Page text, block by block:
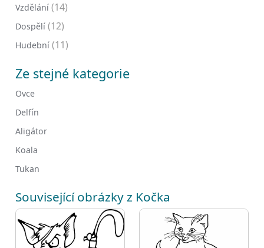
Vzdělání (14)
Dospělí (12)
Hudební (11)
Ze stejné kategorie
Ovce
Delfín
Aligátor
Koala
Tukan
Související obrázky z Kočka